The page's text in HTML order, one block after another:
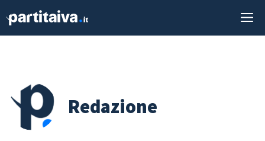
Redazione